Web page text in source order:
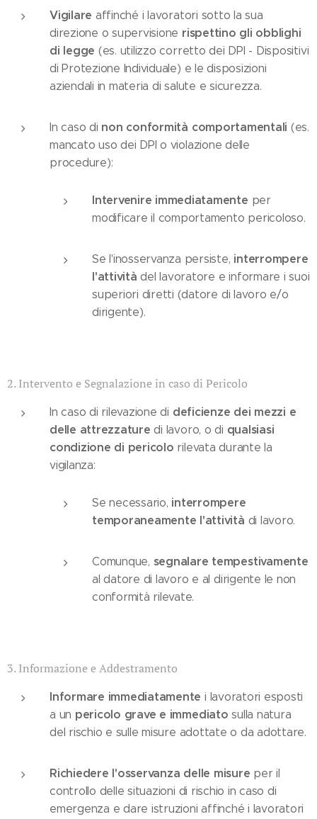
Vigilare affinché i lavoratori sotto la sua
direzione o supervisione rispettino gli obblighi
di legge (es. utilizzo corretto dei DPI - Dispositivi
di Protezione Individuale) e le disposizioni
aziendali in materia di salute e sicurezza.
In caso di non conformità comportamentali (es.
mancato uso dei DPI o violazione delle
procedure):
Intervenire immediatamente per
modificare il comportamento pericoloso.
Se l'inosservanza persiste, interrompere
l'attività del lavoratore e informare i suoi
superiori diretti (datore di lavoro e/o
dirigente).
2. Intervento e Segnalazione in caso di Pericolo
In caso di rilevazione di deficienze dei mezzi e
delle attrezzature di lavoro, o di qualsiasi
condizione di pericolo rilevata durante la
vigilanza:
Se necessario, interrompere
temporaneamente l'attività di lavoro.
Comunque, segnalare tempestivamente
al datore di lavoro e al dirigente le non
conformità rilevate.
3. Informazione e Addestramento
Informare immediatamente i lavoratori esposti
a un pericolo grave e immediato sulla natura
del rischio e sulle misure adottate o da adottare.
Richiedere l'osservanza delle misure per il
controllo delle situazioni di rischio in caso di
emergenza e dare istruzioni affinché i lavoratori